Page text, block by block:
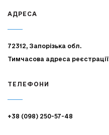
АДРЕСА
72312, Запорізька обл.
Тимчасова адреса
ТЕЛЕФОНИ
+38 (098) 250-57-48